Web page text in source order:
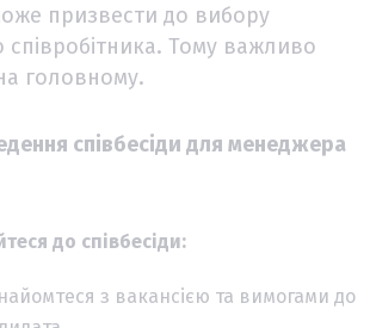
призвести до вибору
співробітника. Тому важливо
головному.
співбесіди для менеджера
до співбесіди:
з вакансією та вимогами до